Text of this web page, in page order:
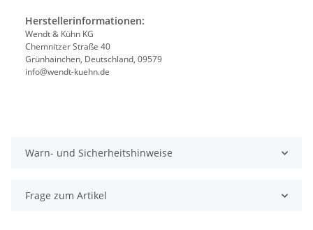
Herstellerinformationen:
Wendt & Kühn KG
Chemnitzer Straße 40
Grünhainchen, Deutschland, 09579
info@wendt-kuehn.de
Warn- und Sicherheitshinweise
Frage zum Artikel